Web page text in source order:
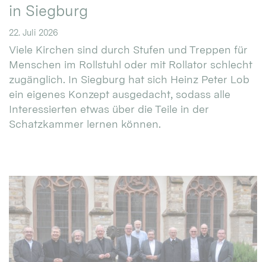
in Siegburg
22. Juli 2026
Viele Kirchen sind durch Stufen und Treppen für
Menschen im Rollstuhl oder mit Rollator schlecht
zugänglich. In Siegburg hat sich Heinz Peter Lob
ein eigenes Konzept ausgedacht, sodass alle
Interessierten etwas über die Teile in der
Schatzkammer lernen können.